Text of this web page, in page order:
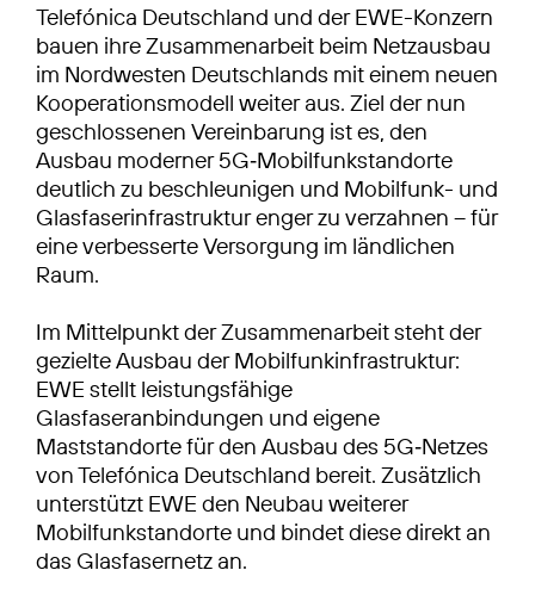
Telefónica Deutschland und der EWE-Konzern
bauen ihre Zusammenarbeit beim Netzausbau
im Nordwesten Deutschlands mit einem neuen
Kooperationsmodell weiter aus. Ziel der nun
geschlossenen Vereinbarung ist es, den
Ausbau moderner 5G‑Mobilfunkstandorte
deutlich zu beschleunigen und Mobilfunk- und
Glasfaserinfrastruktur enger zu verzahnen – für
eine verbesserte Versorgung im ländlichen
Raum.
Im Mittelpunkt der Zusammenarbeit steht der
gezielte Ausbau der Mobilfunkinfrastruktur:
EWE stellt leistungsfähige
Glasfaseranbindungen und eigene
Maststandorte für den Ausbau des 5G‑Netzes
von Telefónica Deutschland bereit. Zusätzlich
unterstützt EWE den Neubau weiterer
Mobilfunkstandorte und bindet diese direkt an
das Glasfasernetz an.